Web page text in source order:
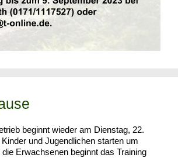
beginnt wieder am Dienstag, 22.
und Jugendlichen starten um
Erwachsenen beginnt das Training